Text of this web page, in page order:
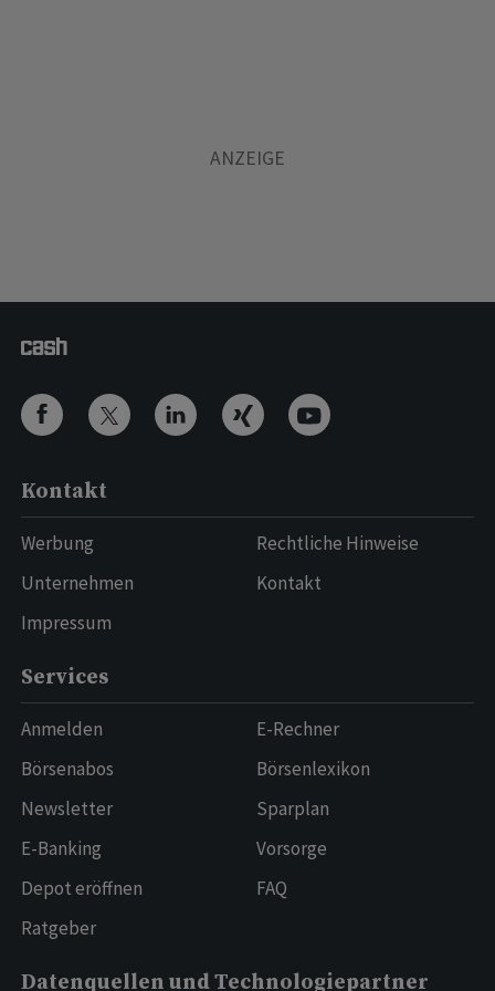
Kontakt
Werbung
Unternehmen
Impressum
Rechtliche Hinweise
Kontakt
Services
Anmelden
Börsenabos
Newsletter
E-Banking
Depot eröffnen
Ratgeber
E-Rechner
Börsenlexikon
Sparplan
Vorsorge
FAQ
Datenquellen und Technologiepartner